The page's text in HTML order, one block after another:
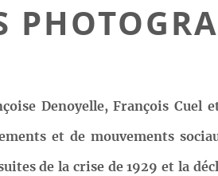
Denoyelle, François Cuel
et de mouvements
de la crise de 1929 et la